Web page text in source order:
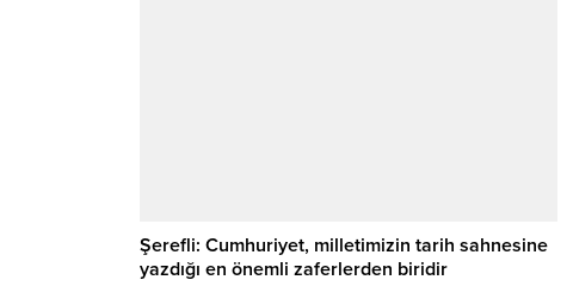
Şerefli: Cumhuriyet, milletimizin tarih sahnesine
yazdığı en önemli zaferlerden biridir